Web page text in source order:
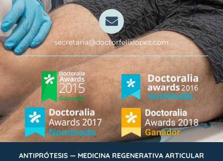
secretaria@doctorfelixlopez.com
ANTIPRÓTESIS — MEDICINA REGENERATIVA ARTICULAR